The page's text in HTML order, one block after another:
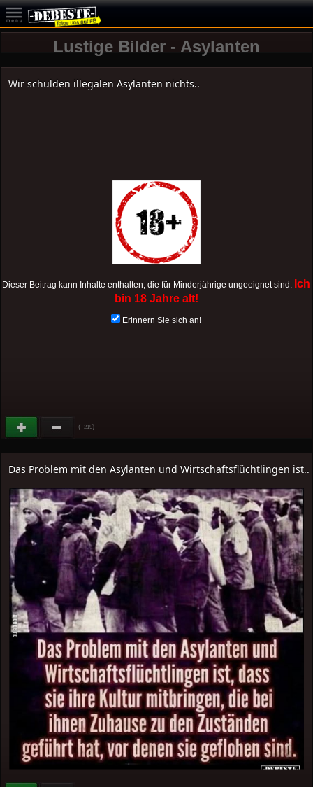
Lustige Bilder - Asylanten
Wir schulden illegalen Asylanten nichts..
Dieser Beitrag kann Inhalte enthalten, die für Minderjährige ungeeignet sind. Ich
bin 18 Jahre alt!
Erinnern Sie sich an!
(+219)
Das Problem mit den Asylanten und Wirtschaftsflüchtlingen ist..